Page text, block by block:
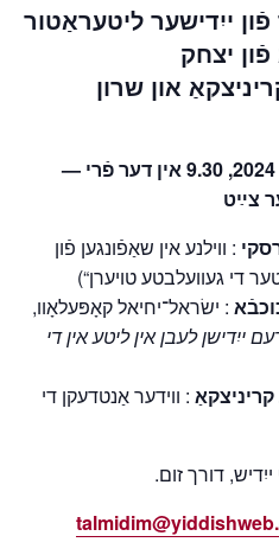
ייִדישער ליטעראַטור
יצחק
און שרון
זונטיק דעם 8טן דעצעמבער 2024, 9.30 אין דער פֿרי —
: ווילנע אין שאַפֿונגען פֿון
די געוועלבטע טויערן“)
: ישׂראל־יחיאל קאָפּעלאָוו,
ייִדישן לעבן אין ליטע אין די
: ווידער אַנטדעקן די
דורך זום.